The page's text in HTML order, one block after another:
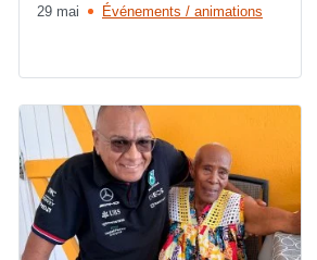
29 mai Événements / animations